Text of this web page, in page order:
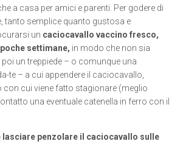
a casa per amici e parenti. Per godere di
tanto semplice quanto gustosa e
un caciocavallo vaccino fresco,
settimane, in modo che non sia
un treppiede – o comunque una
te – a cui appendere il caciocavallo,
con cui viene fatto stagionare (meglio
una eventuale catenella in ferro con il
lasciare penzolare il caciocavallo sulle